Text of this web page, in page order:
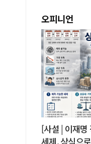
오피니언
[사설 | 이재
세제, 상식으